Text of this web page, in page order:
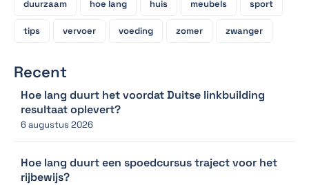
duurzaam hoe lang huis meubels sport
tips vervoer voeding zomer zwanger
Recent
Hoe lang duurt het voordat Duitse linkbuilding
resultaat oplevert?
6 augustus 2026
Hoe lang duurt een spoedcursus traject voor het
rijbewijs?